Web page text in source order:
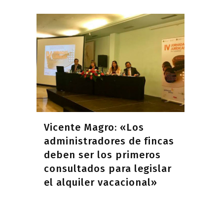
Vicente Magro: «Los
administradores de fincas
deben ser los primeros
consultados para legislar
el alquiler vacacional»